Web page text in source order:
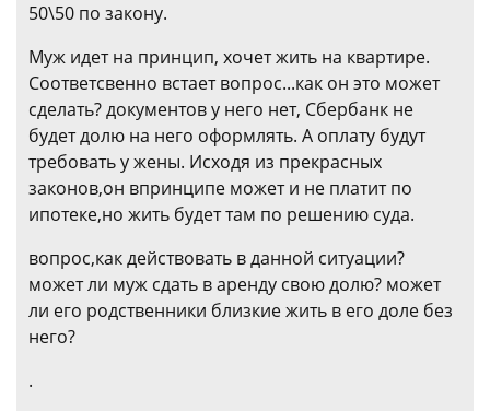
50\50 по закону.
Муж идет на принцип, хочет жить на квартире.
Соответсвенно встает вопрос...как он это может
сделать? документов у него нет, Сбербанк не
будет долю на него оформлять. А оплату будут
требовать у жены. Исходя из прекрасных
законов,он впринципе может и не платит по
ипотеке,но жить будет там по решению суда.
вопрос,как действовать в данной ситуации?
может ли муж сдать в аренду свою долю? может
ли его родственники близкие жить в его доле без
него?
.